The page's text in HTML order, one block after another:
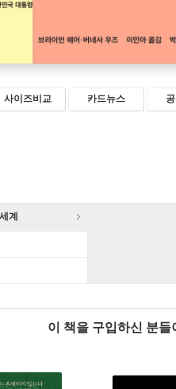
사이즈비교 카드뉴스
계
이 책을 구입하신 분